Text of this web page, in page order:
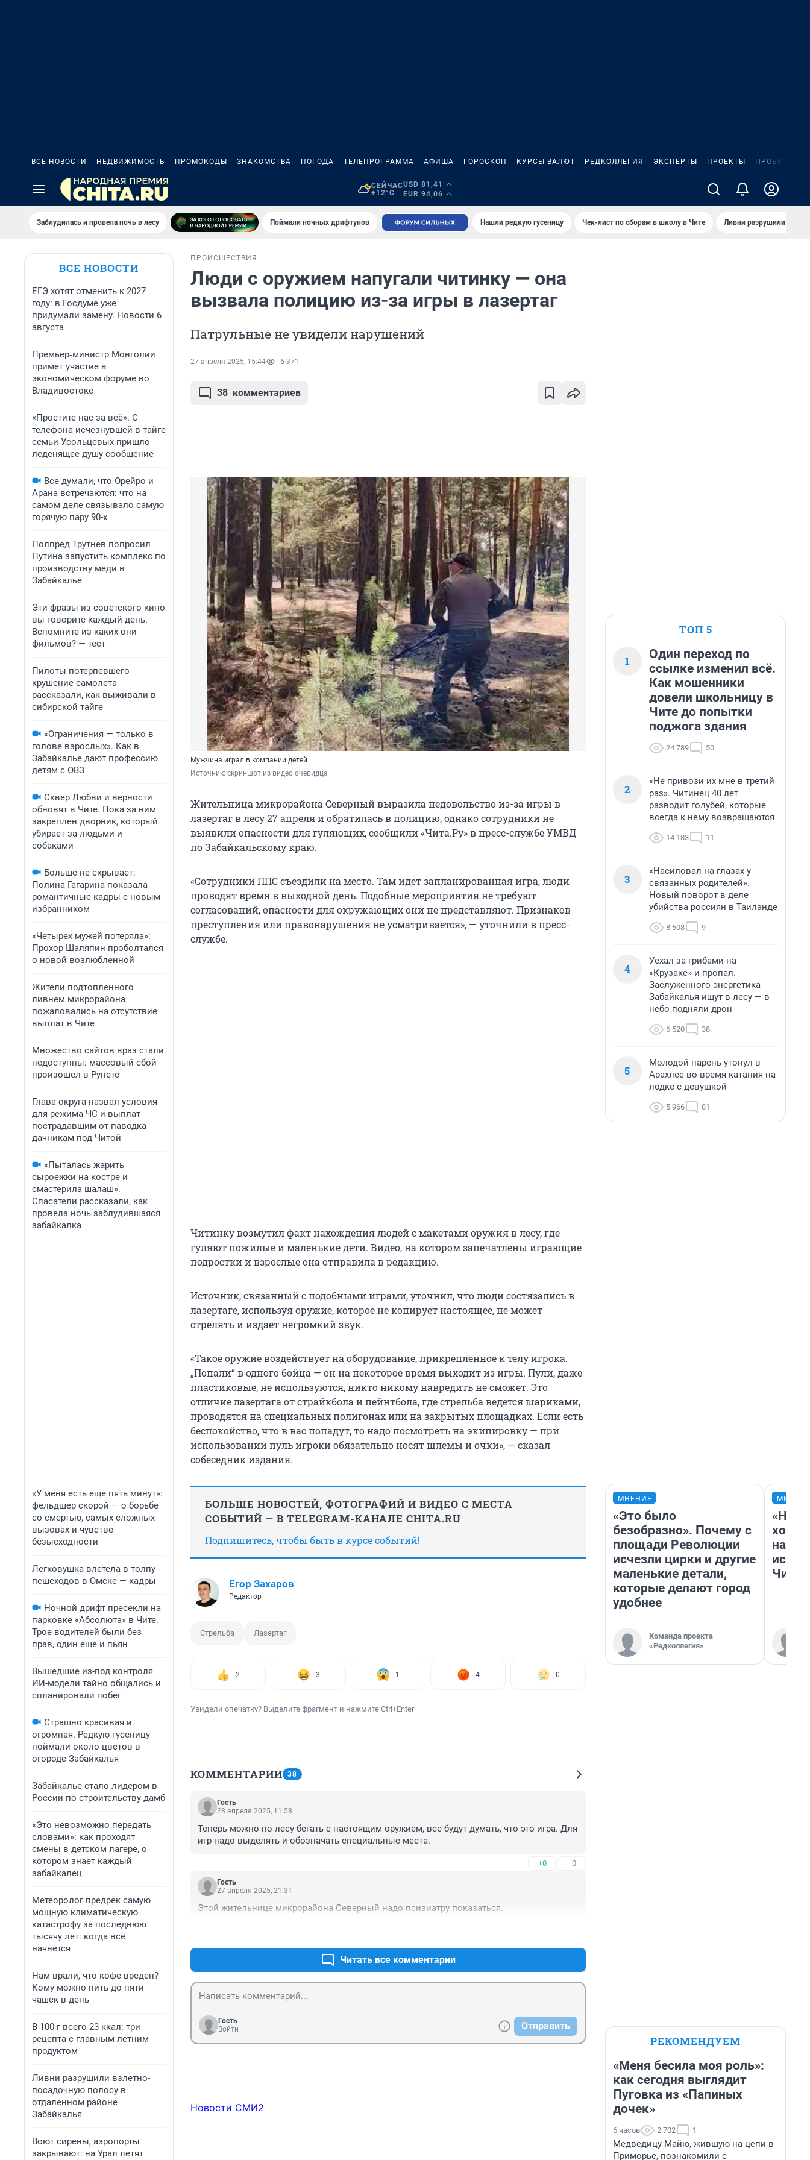
ВСЕ НОВОСТИ НЕДВИЖИМОСТЬ ПРОМОКОДЫ ЗНАКОМСТВА ПОГОДА ТЕЛЕПРОГРАММА АФИША ГОРОСКОП КУРСЫ ВАЛЮТ РЕДКОЛЛЕГИЯ ЭКСПЕРТЫ ПРОЕКТЫ ПРОБКИ
СЕЙЧАС
+12°C
USD 81,41
EUR 94,06
Заблудилась и провела ночь в лесу Поймали ночных дрифтунов Нашли редкую гусеницу Чек-лист по сборам в школу в Чите Ливни разрушили
ВСЕ НОВОСТИ
ЕГЭ хотят отменить к 2027
году: в Госдуме уже
придумали замену. Новости 6
августа
Премьер‑министр Монголии
примет участие в
экономическом форуме во
Владивостоке
«Простите нас за всё». С
телефона исчезнувшей в тайге
семьи Усольцевых пришло
леденящее душу сообщение
Все думали, что Орейро и
Арана встречаются: что на
самом деле связывало самую
горячую пару 90-х
Полпред Трутнев попросил
Путина запустить комплекс по
производству меди в
Забайкалье
Эти фразы из советского кино
вы говорите каждый день.
Вспомните из каких они
фильмов? — тест
Пилоты потерпевшего
крушение самолета
рассказали, как выживали в
сибирской тайге
«Ограничения — только в
голове взрослых». Как в
Забайкалье дают профессию
детям с ОВЗ
Сквер Любви и верности
обновят в Чите. Пока за ним
закреплен дворник, который
убирает за людьми и
собаками
Больше не скрывает:
Полина Гагарина показала
романтичные кадры с новым
избранником
«Четырех мужей потеряла»:
Прохор Шаляпин проболтался
о новой возлюбленной
Жители подтопленного
ливнем микрорайона
пожаловались на отсутствие
выплат в Чите
Множество сайтов враз стали
недоступны: массовый сбой
произошел в Рунете
Глава округа назвал условия
для режима ЧС и выплат
пострадавшим от паводка
дачникам под Читой
«Пыталась жарить
сыроежки на костре и
смастерила шалаш».
Спасатели рассказали, как
провела ночь заблудившаяся
забайкалка
«У меня есть еще пять минут»:
фельдшер скорой — о борьбе
со смертью, самых сложных
вызовах и чувстве
безысходности
Легковушка влетела в толпу
пешеходов в Омске — кадры
Ночной дрифт пресекли на
парковке «Абсолюта» в Чите.
Трое водителей были без
прав, один еще и пьян
Вышедшие из-под контроля
ИИ-модели тайно общались и
спланировали побег
Страшно красивая и
огромная. Редкую гусеницу
поймали около цветов в
огороде Забайкалья
Забайкалье стало лидером в
России по строительству дамб
«Это невозможно передать
словами»: как проходят
смены в детском лагере, о
котором знает каждый
забайкалец
Метеоролог предрек самую
мощную климатическую
катастрофу за последнюю
тысячу лет: когда всё
начнется
Нам врали, что кофе вреден?
Кому можно пить до пяти
чашек в день
В 100 г всего 23 ккал: три
рецепта с главным летним
продуктом
Ливни разрушили взлетно-
посадочную полосу в
отдаленном районе
Забайкалья
Воют сирены, аэропорты
закрывают: на Урал летят
ПРОИСШЕСТВИЯ
Люди с оружием напугали читинку — она
вызвала полицию из-за игры в лазертаг
Патрульные не увидели нарушений
27 апреля 2025, 15:44 6 371
38 комментариев
Мужчина играл в компании детей
Источник: скриншот из видео очевидца
Жительница микрорайона Северный выразила недовольство из-за игры в
лазертаг в лесу 27 апреля и обратилась в полицию, однако сотрудники не
выявили опасности для гуляющих, сообщили «Чита.Ру» в пресс-службе УМВД
по Забайкальскому краю.
«Сотрудники ППС съездили на место. Там идет запланированная игра, люди
проводят время в выходной день. Подобные мероприятия не требуют
согласований, опасности для окружающих они не представляют. Признаков
преступления или правонарушения не усматривается», — уточнили в пресс-
службе.
Читинку возмутил факт нахождения людей с макетами оружия в лесу, где
гуляют пожилые и маленькие дети. Видео, на котором запечатлены играющие
подростки и взрослые она отправила в редакцию.
Источник, связанный с подобными играми, уточнил, что люди состязались в
лазертаге, используя оружие, которое не копирует настоящее, не может
стрелять и издает негромкий звук.
«Такое оружие воздействует на оборудование, прикрепленное к телу игрока.
„Попали“ в одного бойца — он на некоторое время выходит из игры. Пули, даже
пластиковые, не используются, никто никому навредить не сможет. Это
отличие лазертага от страйкбола и пейнтбола, где стрельба ведется шариками,
проводятся на специальных полигонах или на закрытых площадках. Если есть
беспокойство, что в вас попадут, то надо посмотреть на экипировку — при
использовании пуль игроки обязательно носят шлемы и очки», — сказал
собеседник издания.
БОЛЬШЕ НОВОСТЕЙ, ФОТОГРАФИЙ И ВИДЕО С МЕСТА
СОБЫТИЙ — В TELEGRAM-КАНАЛЕ CHITA.RU
Подпишитесь, чтобы быть в курсе событий!
Егор Захаров
Редактор
Стрельба Лазертаг
2 3 1 4 0
Увидели опечатку? Выделите фрагмент и нажмите Ctrl+Enter
КОММЕНТАРИИ 38
Гость
28 апреля 2025, 11:58
Теперь можно по лесу бегать с настоящим оружием, все будут думать, что это игра. Для
игр надо выделять и обозначать специальные места.
+0 –0
Гость
27 апреля 2025, 21:31
Этой жительнице микрорайона Северный надо псизиатру показаться.
Читать все комментарии
Гость
Войти
Отправить
Новости СМИ2
ТОП 5
1
Один переход по
ссылке изменил всё.
Как мошенники
довели школьницу в
Чите до попытки
поджога здания
24 789 50
2
«Не привози их мне в третий
раз». Читинец 40 лет
разводит голубей, которые
всегда к нему возвращаются
14 183 11
3
«Насиловал на глазах у
связанных родителей».
Новый поворот в деле
убийства россиян в Таиланде
8 508 9
4
Уехал за грибами на
«Крузаке» и пропал.
Заслуженного энергетика
Забайкалья ищут в лесу — в
небо подняли дрон
6 520 38
5
Молодой парень утонул в
Арахлее во время катания на
лодке с девушкой
5 966 81
МНЕНИЕ
«Это было
безобразно». Почему с
площади Революции
исчезли цирки и другие
маленькие детали,
которые делают город
удобнее
Команда проекта
«Редколлегия»
Читы
РЕКОМЕНДУЕМ
«Меня бесила моя роль»:
как сегодня выглядит
Пуговка из «Папиных
дочек»
6 часов 2 702 1
Медведицу Майю, жившую на цепи в
Приморье, познакомили с